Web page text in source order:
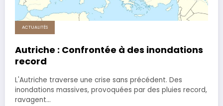
ACTUALITÉS
Autriche : Confrontée à des inondations
record
L'Autriche traverse une crise sans précédent. Des
inondations massives, provoquées par des pluies record,
ravagent…